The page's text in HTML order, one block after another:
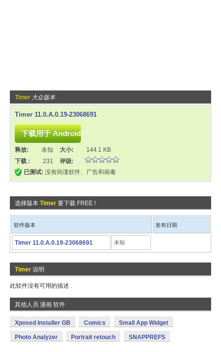
Timer大众版本
Timer 11.0.A.0.19-23068691
释放: 未知 大小:
144.1 KB
下载 :
231
评级:
已测试: 没有间谍软件、广告和病毒
选择版本 Timer 要下载 FREE !
软件版本 发布日期
Timer 11.0.A.0.19-23068691 未知
Timer 说明
此软件没有可用的描述 .
其他人员 漫画 软件
Xposed Installer GB Comics Small App Widget
Photo Analyzer Portrait retouch SNAPPREFS